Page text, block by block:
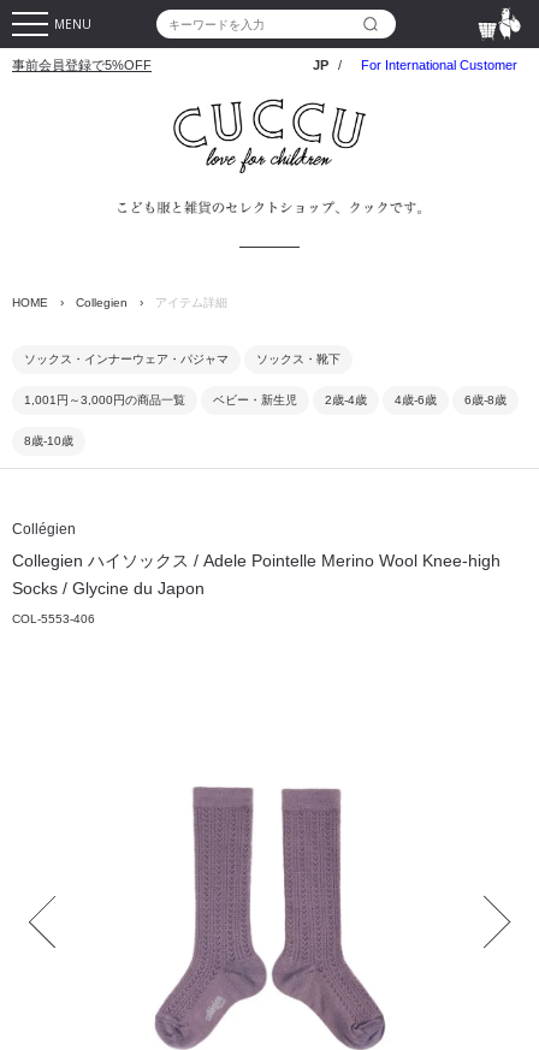
MENU
事前会員登録で5%OFF JP / For International Customer
HOME › Collegien › アイテム詳細
ソックス・インナーウェア・パジャマ ソックス・靴下
1,001円～3,000円の商品一覧 ベビー・新生児 2歳-4歳 4歳-6歳 6歳-8歳
8歳-10歳
Collégien
Collegien ハイソックス / Adele Pointelle Merino Wool Knee-high
Socks / Glycine du Japon
COL-5553-406